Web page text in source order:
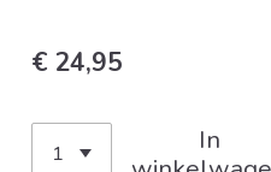
€ 24,95
In